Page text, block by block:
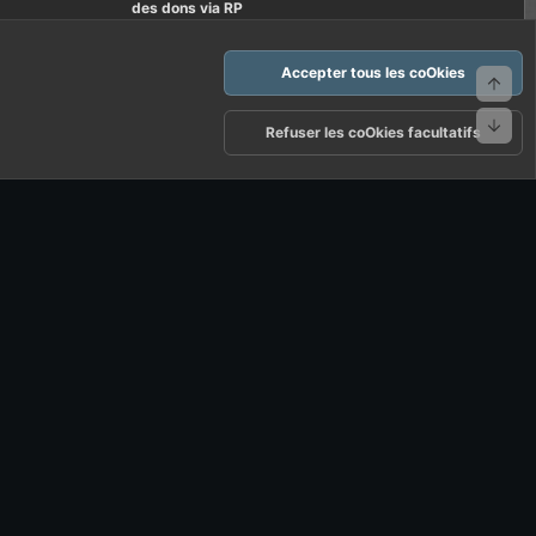
des dons via RP
Politique de confidentialité Aide
R
S
Accepter tous les coOkies
Refuser les coOkies facultatifs